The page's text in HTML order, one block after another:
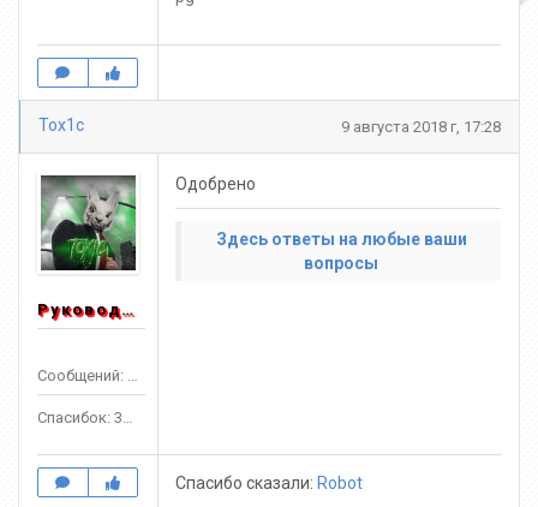
Tox1c 9 августа 2018 г, 17:28
Руководитель
Сообщений: 1553
Спасибок: 3303
Одобрено
Здесь ответы на любые ваши
вопросы
Спасибо сказали: Robot